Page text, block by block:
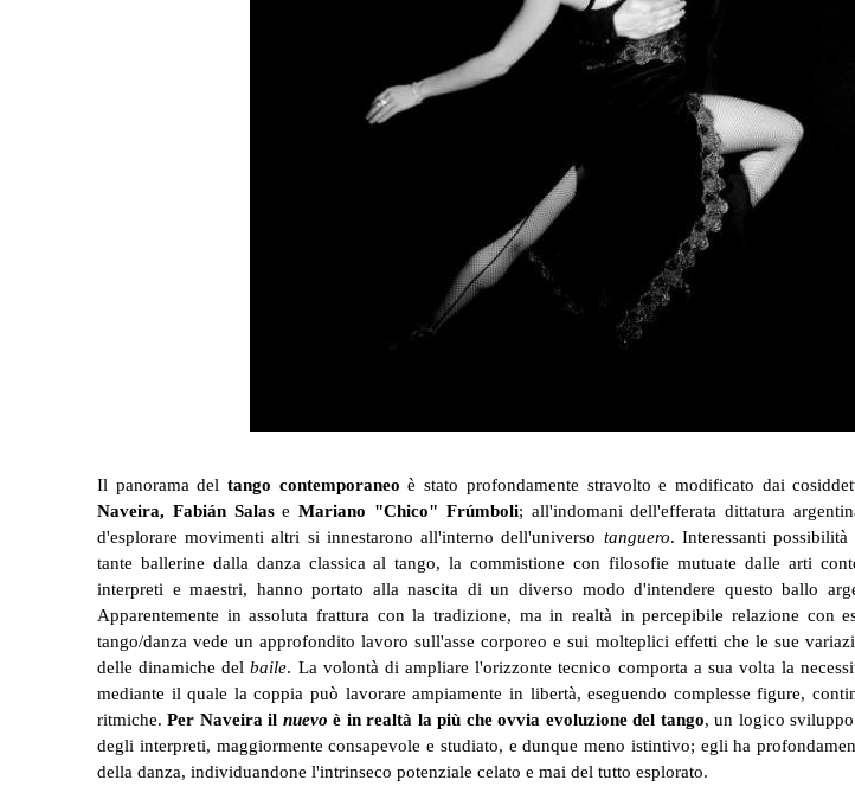
Il panorama deltango contemporaneo è stato profondamente stravolto e modificato dai
Naveira, Fabián Salase Mariano "Chico" Frúmboli; all'indomani dell'efferata dittatura
d'esplorare movimenti altri si innestarono all'interno dell'universo tanguero. Interessanti
tante ballerine dalla danza classica al tango, la commistione con filosofie mutuate dalle arti
interpreti e maestri, hanno portato alla nascita di un diverso modo d'intendere questo ballo
Apparentemente in assoluta frattura con la tradizione, ma in realtà in percepibile relazione con
tango/danza vede un approfondito lavoro sull'asse corporeo e sui molteplici effetti che le sue
delle dinamiche delbaile. La volontà di ampliare l'orizzonte tecnico comporta a sua volta la
mediante il quale la coppia può lavorare ampiamente in libertà, eseguendo complesse figure,
ritmiche.Per Naveira il nuevo è in realtà la più che ovvia evoluzione del tango, un logico
degli interpreti, maggiormente consapevole e studiato, e dunque meno istintivo; egli ha
della danza, individuandone l'intrinseco potenziale celato e mai del tutto esplorato.